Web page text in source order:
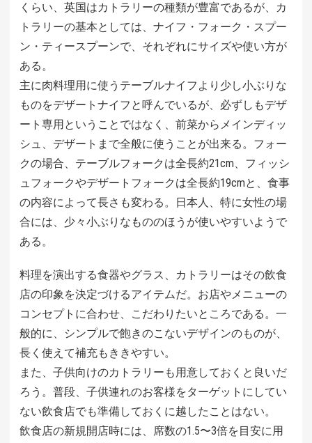
くらい、英国はカトラリーの種類が豊富であるが、カ
トラリーの基本としては、ナイフ・フォーク・スプー
ン・ティースプーンで、それぞれにサイズや使い方が
ある。
主に肉料理用に使うテーブルナイフより少し小ぶりな
ものをデザートナイフと呼んでいるが、必ずしもデザ
ート専用ということではなく、前菜からメインディッ
シュ、デザートまで全般に使うことが出来る。フォー
クの場合、テーブルフォークは全長約21cm、フィッシ
ュフォークやデザートフォークは全長約19cmと、食事
の内容によって長さも変わる。日本人、特に女性の場
合には、少々小ぶりなもののほうが使いやすいようで
ある。
料理を演出する食器やグラス、カトラリーはその飲食
店の印象を決定づけるアイテムだ。お店やメニューの
コンセプトに合わせ、こだわりたいところである。一
般的に、シンプルで飽きのこないデザインのものが、
長く使えて補充もききやすい。
また、子供向けのカトラリーも用意しておくと良いだ
ろう。普段、子供連れのお客様をターゲットにしてい
ない飲食店でも準備しておくに越したことはない。
飲食店の新規開店時には、席数の1.5〜3倍を目安に用